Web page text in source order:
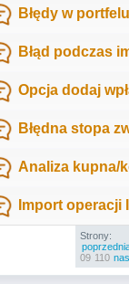
Błędy w
Błąd podczas
Opcja dodaj
Błędna stopa
Analiza kupna/
Import operacji
Strony:
09 110